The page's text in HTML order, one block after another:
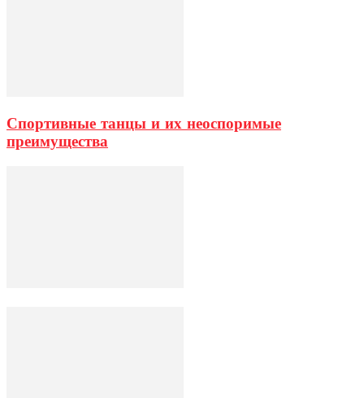
Спортивные танцы и их неоспоримые
преимущества